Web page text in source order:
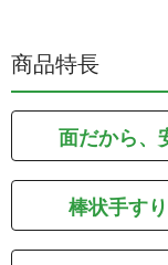
商品特長
面だから、
棒状手す